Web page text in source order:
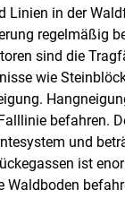
Linien in der
regelmäßig
sind die
wie
befahren.
und
ist
Waldboden